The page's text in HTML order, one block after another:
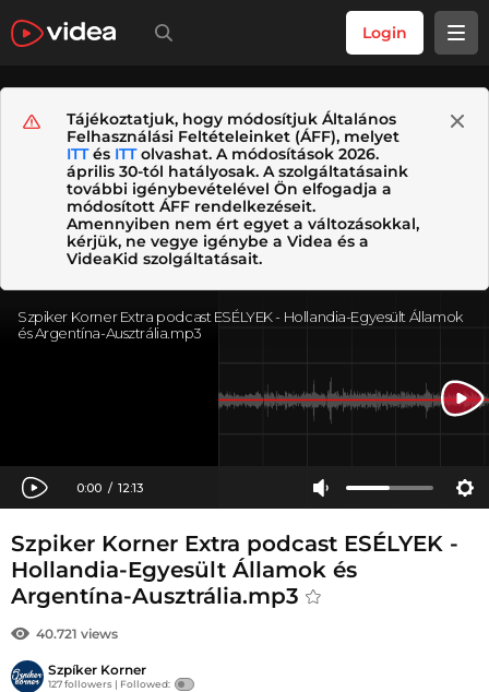
Login
Tájékoztatjuk, hogy módosítjuk Általános
Felhasználási Feltételeinket (ÁFF), melyet
ITTés ITTolvashat. A módosítások 2026.
április 30-tól hatályosak. A szolgáltatásaink
további igénybevételével Ön elfogadja a
módosított ÁFF rendelkezéseit.
Amennyiben nem ért egyet a változásokkal,
kérjük, ne vegye igénybe a Videa és a
VideaKid szolgáltatásait.
Szpiker Korner Extra podcast ESÉLYEK -
Hollandia-Egyesült Államok és
Argentína-Ausztrália.mp3
40.721 views
Szpíker Korner
127 followers | Followed: